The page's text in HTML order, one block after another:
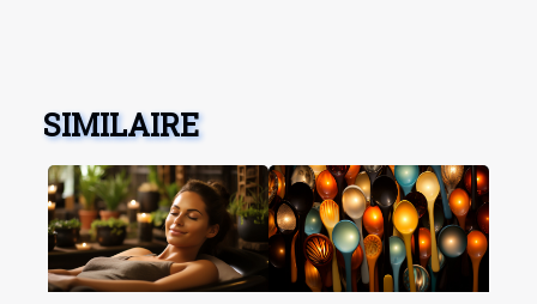
SIMILAIRE